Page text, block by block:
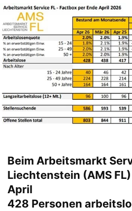
Beim Arbeitsmarkt
Liechtenstein (AMS
April
428 Personen